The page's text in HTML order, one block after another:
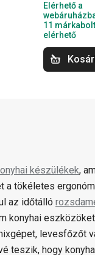
Elérhető a
11
elérhető
készülékek,
a tökéletes
az időtálló
konyhai
levesfőzőt
teszik, hogy